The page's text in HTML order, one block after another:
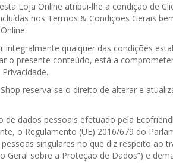
Loja Online atribui-lhe a condição de
nos Termos & Condições Gerais
integralmente qualquer das condições
o presente conteúdo, está a
reserva-se o direito de alterar e
de dados pessoais efetuado pela
o Regulamento (UE) 2016/679 do
singulares no que diz respeito ao
Geral sobre a Proteção de Dados”) e